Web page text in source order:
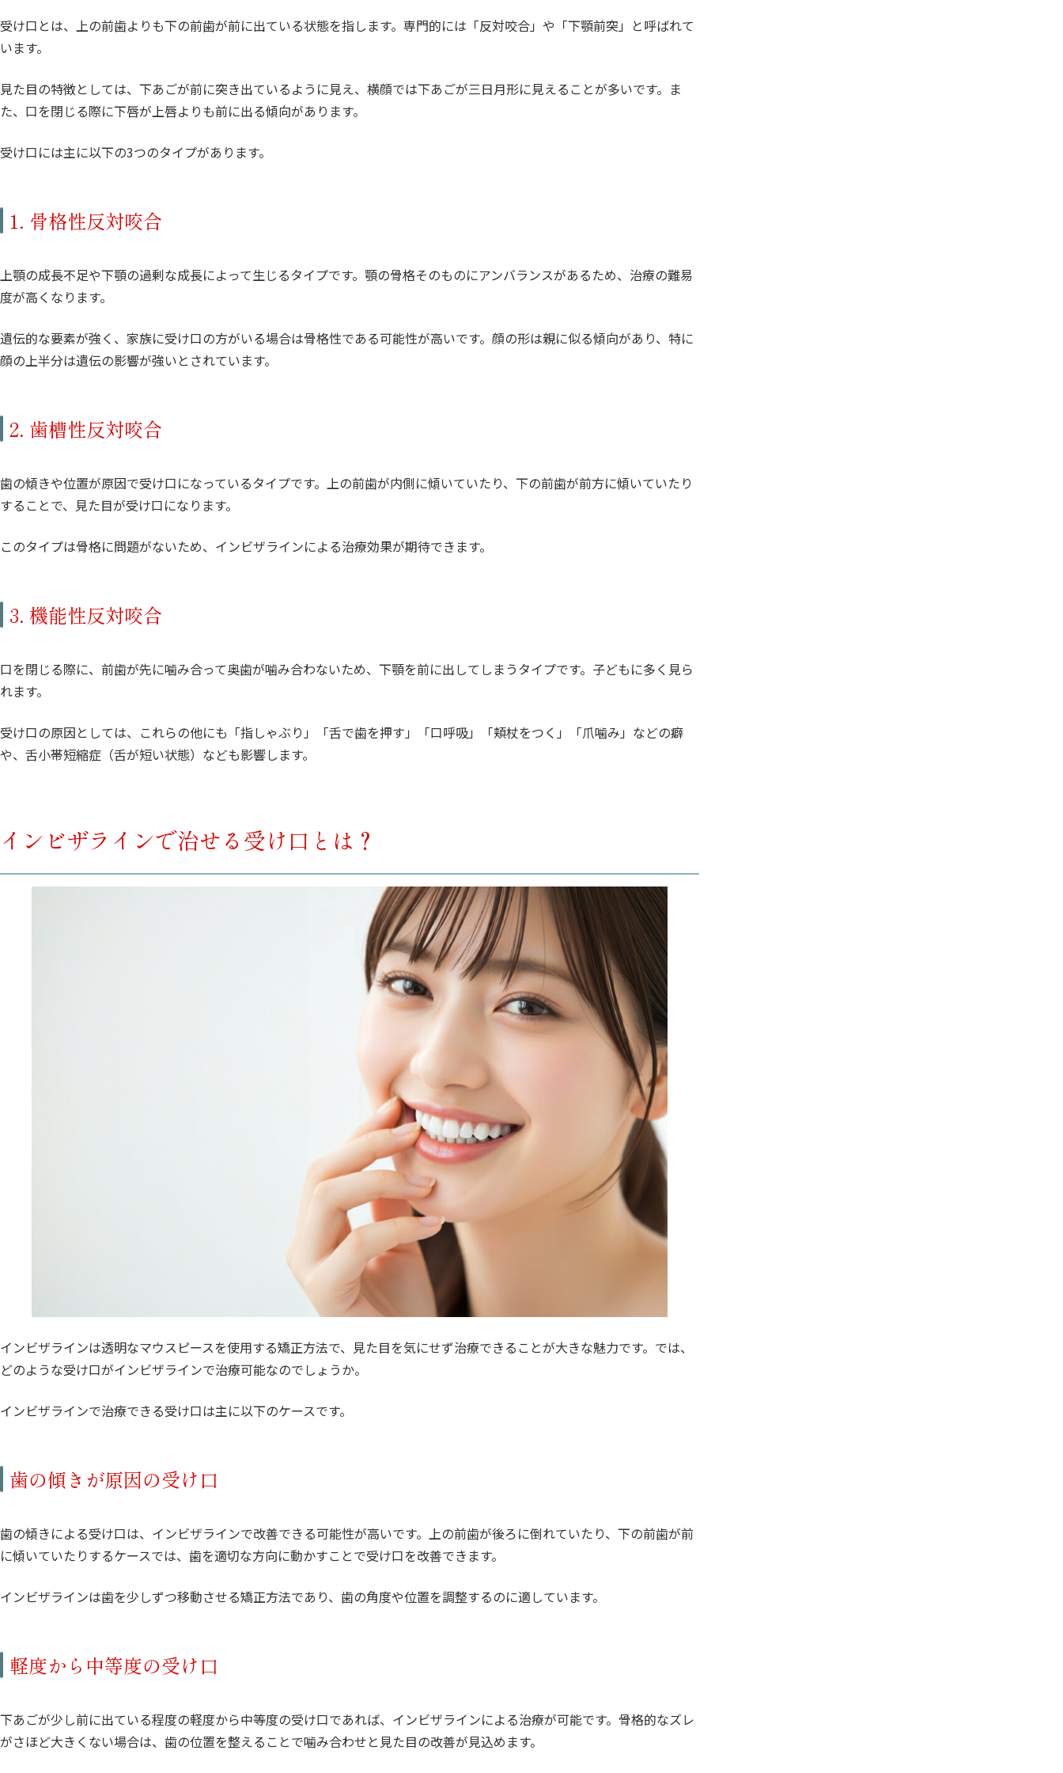
受け口とは、上の前歯よりも下の前歯が前に出ている状態を指します。専門的には「反対咬合」や「下顎前突」と呼ばれて
います。
見た目の特徴としては、下あごが前に突き出ているように見え、横顔では下あごが三日月形に見えることが多いです。ま
た、口を閉じる際に下唇が上唇よりも前に出る傾向があります。
受け口には主に以下の3つのタイプがあります。
1. 骨格性反対咬合
上顎の成長不足や下顎の過剰な成長によって生じるタイプです。顎の骨格そのものにアンバランスがあるため、治療の難易
度が高くなります。
遺伝的な要素が強く、家族に受け口の方がいる場合は骨格性である可能性が高いです。顔の形は親に似る傾向があり、特に
顔の上半分は遺伝の影響が強いとされています。
2. 歯槽性反対咬合
歯の傾きや位置が原因で受け口になっているタイプです。上の前歯が内側に傾いていたり、下の前歯が前方に傾いていたり
することで、見た目が受け口になります。
このタイプは骨格に問題がないため、インビザラインによる治療効果が期待できます。
3. 機能性反対咬合
口を閉じる際に、前歯が先に噛み合って奥歯が噛み合わないため、下顎を前に出してしまうタイプです。子どもに多く見ら
れます。
受け口の原因としては、これらの他にも「指しゃぶり」「舌で歯を押す」「口呼吸」「頬杖をつく」「爪噛み」などの癖
や、舌小帯短縮症（舌が短い状態）なども影響します。
インビザラインで治せる受け口とは？
インビザラインは透明なマウスピースを使用する矯正方法で、見た目を気にせず治療できることが大きな魅力です。では、
どのような受け口がインビザラインで治療可能なのでしょうか。
インビザラインで治療できる受け口は主に以下のケースです。
歯の傾きが原因の受け口
歯の傾きによる受け口は、インビザラインで改善できる可能性が高いです。上の前歯が後ろに倒れていたり、下の前歯が前
に傾いていたりするケースでは、歯を適切な方向に動かすことで受け口を改善できます。
インビザラインは歯を少しずつ移動させる矯正方法であり、歯の角度や位置を調整するのに適しています。
軽度から中等度の受け口
下あごが少し前に出ている程度の軽度から中等度の受け口であれば、インビザラインによる治療が可能です。骨格的なズレ
がさほど大きくない場合は、歯の位置を整えることで噛み合わせと見た目の改善が見込めます。